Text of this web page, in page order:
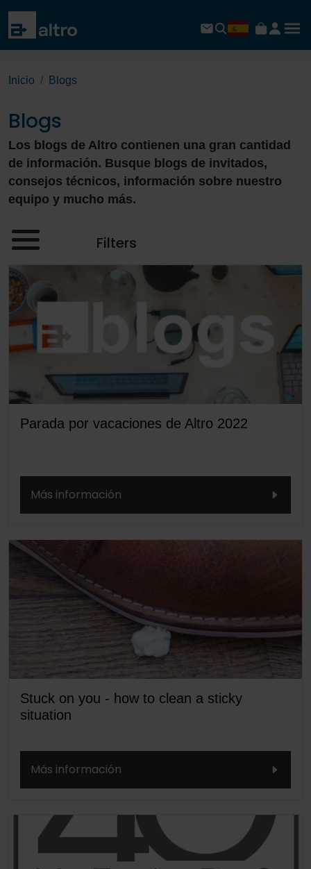
Inicio Blogs
Blogs
Los blogs de Altro contienen una gran cantidad
de información. Busque blogs de invitados,
consejos técnicos, información sobre nuestro
equipo y mucho más.
Filters
Parada por vacaciones de Altro 2022
Más información
Stuck on you - how to clean a sticky
situation
Más información